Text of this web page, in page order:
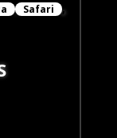
Safari